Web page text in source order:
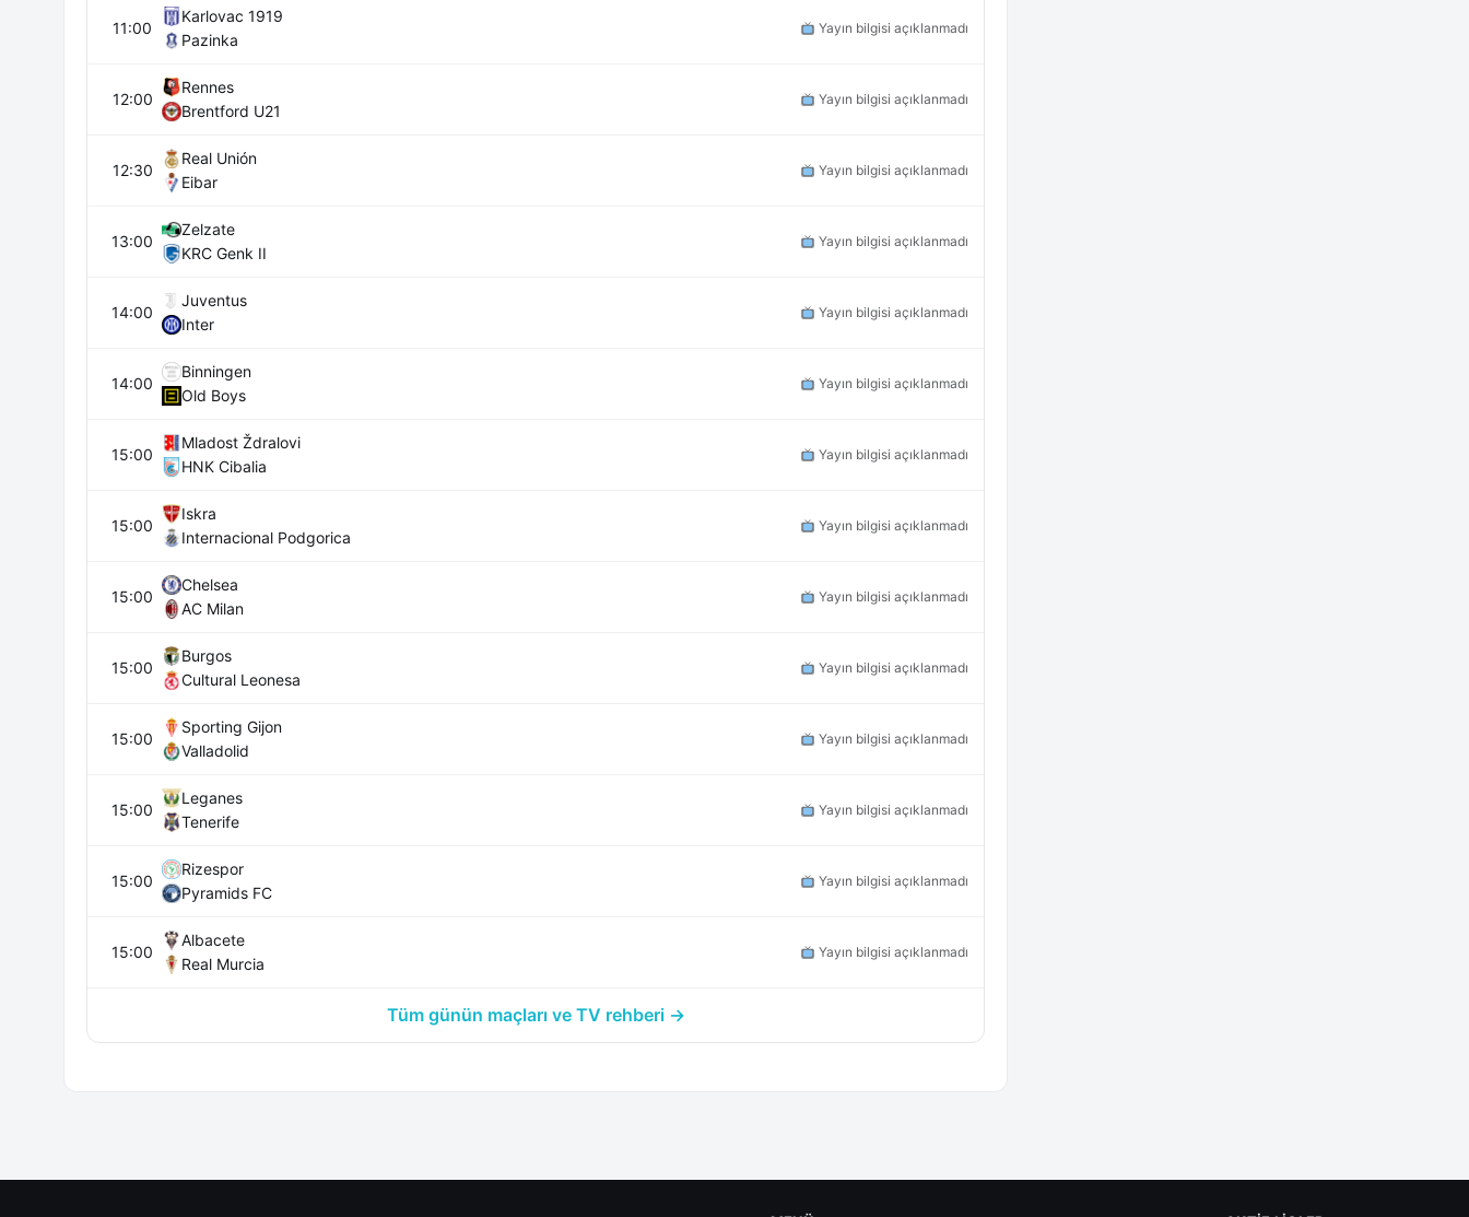
11:00
Karlovac 1919
Pazinka
Yayın bilgisi açıklanmadı
12:00
Rennes
Brentford U21
Yayın bilgisi açıklanmadı
12:30
Real Unión
Eibar
Yayın bilgisi açıklanmadı
13:00
Zelzate
KRC Genk II
Yayın bilgisi açıklanmadı
14:00
Juventus
Inter
Yayın bilgisi açıklanmadı
14:00
Binningen
Old Boys
Yayın bilgisi açıklanmadı
15:00
Mladost Ždralovi
HNK Cibalia
Yayın bilgisi açıklanmadı
15:00
Iskra
Internacional Podgorica
Yayın bilgisi açıklanmadı
15:00
Chelsea
AC Milan
Yayın bilgisi açıklanmadı
15:00
Burgos
Cultural Leonesa
Yayın bilgisi açıklanmadı
15:00
Sporting Gijon
Valladolid
Yayın bilgisi açıklanmadı
15:00
Leganes
Tenerife
Yayın bilgisi açıklanmadı
15:00
Rizespor
Pyramids FC
Yayın bilgisi açıklanmadı
15:00
Albacete
Real Murcia
Yayın bilgisi açıklanmadı
Tüm günün maçları ve TV rehberi →